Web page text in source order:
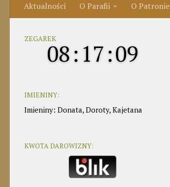
Aktualności O Parafii O Patronie
ZEGAREK
08: 17:10
IMIENINY:
Imieniny: Donata, Doroty, Kajetana
KWOTA DAROWIZNY: